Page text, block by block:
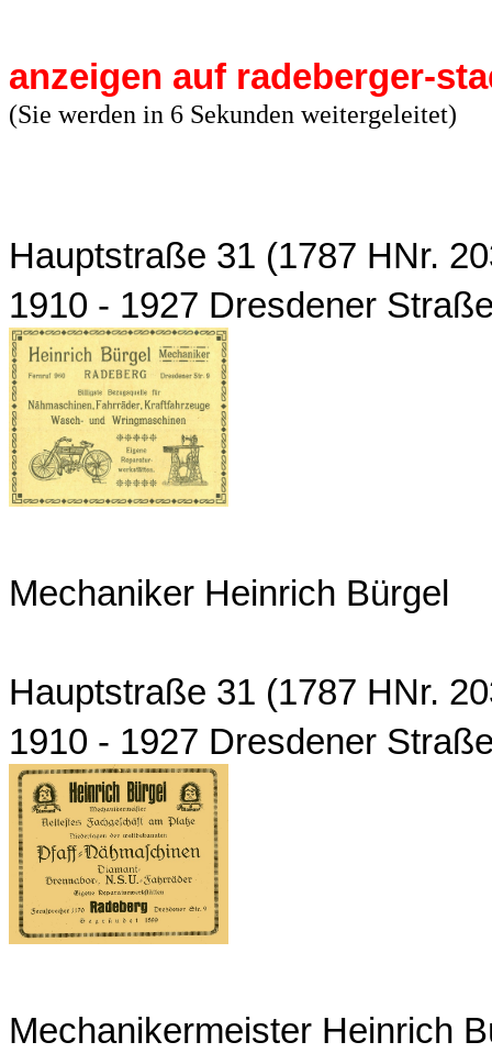
anzeigen auf radeberger-
(Sie werden in 6 Sekunden weitergeleitet)
Hauptstraße 31 (1787 HNr.
1910 - 1927 Dresdener
Mechaniker Heinrich Bürgel
Hauptstraße 31 (1787 HNr.
1910 - 1927 Dresdener
Mechanikermeister Heinrich